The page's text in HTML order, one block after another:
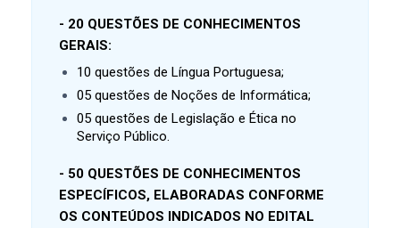
- 20 QUESTÕES DE CONHECIMENTOS
GERAIS:
10 questões de Língua Portuguesa;
05 questões de Noções de Informática;
05 questões de Legislação e Ética no
Serviço Público.
- 50 QUESTÕES DE CONHECIMENTOS
ESPECÍFICOS, ELABORADAS CONFORME
OS CONTEÚDOS INDICADOS NO EDITAL